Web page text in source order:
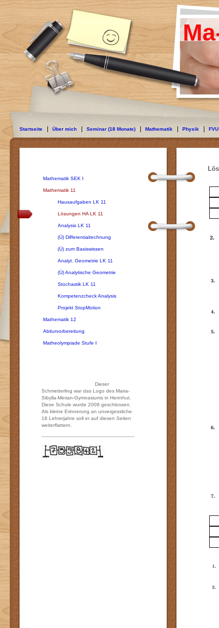
Startseite Über mich Seminar (18 Monate) Mathematik Physik
Mathematik SEK I
Mathematik 11
Hausaufgaben LK 11
Lösungen HA LK 11
Analysis LK 11
(Ü) Differentialrechnung
(Ü) zum Basiswissen
Analyt. Geometrie LK 11
(Ü) Analytische Geometrie
Stochastik LK 11
Kompetenzcheck Analysis
Projekt StopMotion
Mathematik 12
Abiturvorbereitung
Matheolympiade Stufe I
Dieser
Schmetterling war das Logo des Maria-
Sibylla-Merian-Gymnasiums in Herrnhut.
Diese Schule wurde 2008 geschlossen.
Als kleine Erinnerung an unvergessliche
18 Lehrerjahre soll er auf diesen Seiten
weiterflattern.